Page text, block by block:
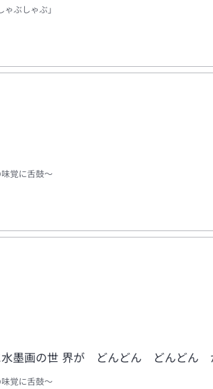
ぶしゃぶ」
覚に舌鼓～
水墨画の世 界が どんどん どんどん
覚に舌鼓～